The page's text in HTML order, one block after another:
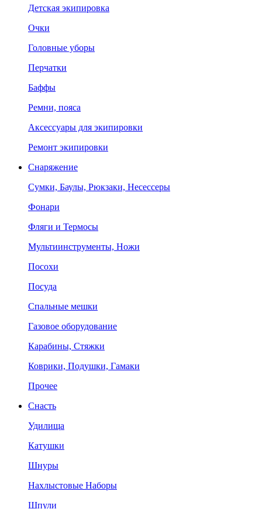
Детская экипировка
Очки
Головные уборы
Перчатки
Баффы
Ремни, пояса
Аксессуары для экипировки
Ремонт экипировки
Снаряжение
Сумки, Баулы, Рюкзаки, Несессеры
Фонари
Фляги и Термосы
Мультиинструменты, Ножи
Посохи
Посуда
Спальные мешки
Газовое оборудование
Карабины, Стяжки
Коврики, Подушки, Гамаки
Прочее
Снасть
Удилища
Катушки
Шнуры
Нахлыстовые Наборы
Шпули